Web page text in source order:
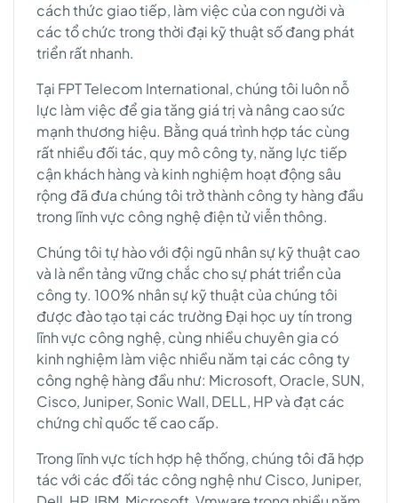
cách thức giao tiếp, làm việc của con người và
các tổ chức trong thời đại kỹ thuật số đang phát
triển rất nhanh.
Tại FPT Telecom International, chúng tôi luôn nỗ
lực làm việc để gia tăng giá trị và nâng cao sức
mạnh thương hiệu. Bằng quá trình hợp tác cùng
rất nhiều đối tác, quy mô công ty, năng lực tiếp
cận khách hàng và kinh nghiệm hoạt động sâu
rộng đã đưa chúng tôi trở thành công ty hàng đầu
trong lĩnh vực công nghệ điện tử viễn thông.
Chúng tôi tự hào với đội ngũ nhân sự kỹ thuật cao
và là nền tảng vững chắc cho sự phát triển của
công ty. 100% nhân sự kỹ thuật của chúng tôi
được đào tạo tại các trường Đại học uy tín trong
lĩnh vực công nghệ, cùng nhiều chuyên gia có
kinh nghiệm làm việc nhiều năm tại các công ty
công nghệ hàng đầu như: Microsoft, Oracle, SUN,
Cisco, Juniper, Sonic Wall, DELL, HP và đạt các
chứng chỉ quốc tế cao cấp.
Trong lĩnh vực tích hợp hệ thống, chúng tôi đã hợp
tác với các đối tác công nghệ như Cisco, Juniper,